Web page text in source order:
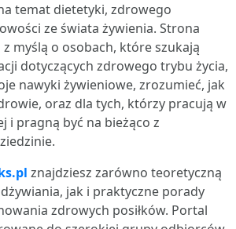
temat dietetyki, zdrowego
ze świata żywienia. Strona
myślą o osobach, które szukają
dotyczących zdrowego trybu życia,
nawyki żywieniowe, zrozumieć, jak
oraz dla tych, którzy pracują w
i pragną być na bieżąco z
znajdziesz zarówno teoretyczną
jak i praktyczne porady
zdrowych posiłków. Portal